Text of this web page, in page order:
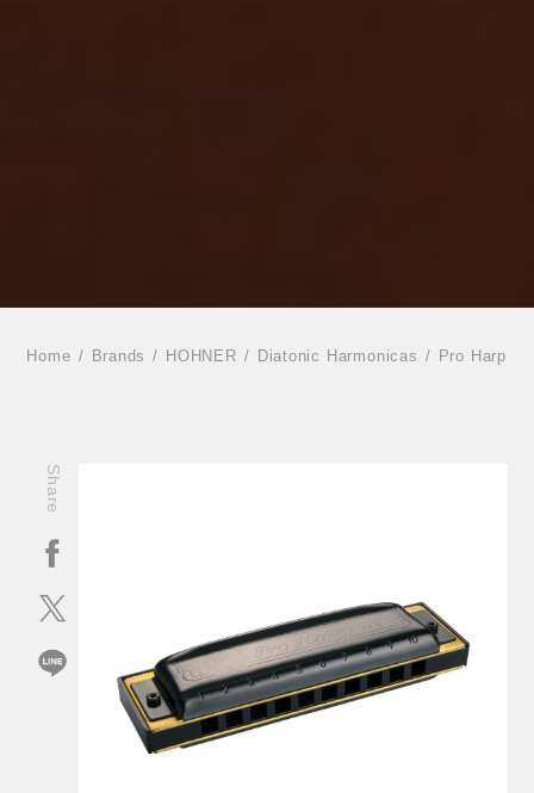
Home Brands HOHNER Diatonic Harmonicas Pro Harp
Share